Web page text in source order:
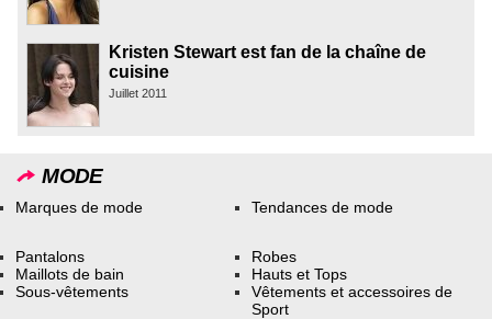
Kristen Stewart est fan de la chaîne de
cuisine
Juillet 2011
MODE
Marques de mode Tendances de mode
Pantalons
Maillots de bain
Sous-vêtements
Robes
Hauts et Tops
Vêtements et accessoires de
Sport